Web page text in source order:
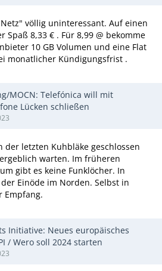
völlig uninteressant. Auf einen
Spaß 8,33 € . Für 8,99 @ bekomme
10 GB Volumen und eine Flat
monatlicher Kündigungsfrist .
MOCN: Telefónica will mit
Lücken schließen
der letzten Kuhbläke geschlossen
warten. Im früheren
gibt es keine Funklöcher. In
Einöde im Norden. Selbst in
Empfang.
Initiative: Neues europäisches
/ Wero soll 2024 starten